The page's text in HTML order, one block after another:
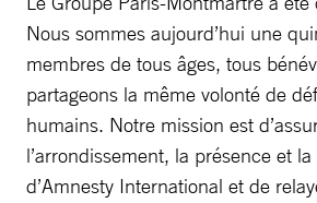
Nous sommes aujourd’hui une
membres de tous âges, tous
partageons la même volonté de
humains. Notre mission est
l’arrondissement, la présence et
d’Amnesty International et de